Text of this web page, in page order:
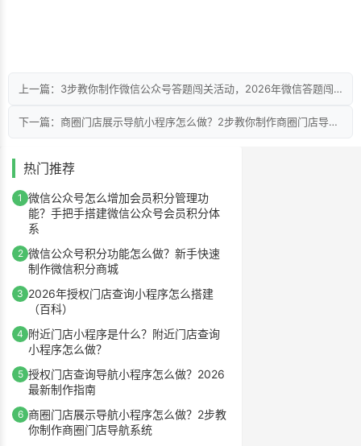
上一篇：3步教你制作微信公众号答题闯关活动，2026年微信答题闯关制作新手指南
下一篇：商圈门店展示导航小程序怎么做？2步教你制作商圈门店导航系统
热门推荐
1 微信公众号怎么增加会员积分管理功
能？手把手搭建微信公众号会员积分体
系
2 微信公众号积分功能怎么做？新手快速
制作微信积分商城
3 2026年授权门店查询小程序怎么搭建
（百科）
4 附近门店小程序是什么？附近门店查询
小程序怎么做？
5 授权门店查询导航小程序怎么做？2026
最新制作指南
6 商圈门店展示导航小程序怎么做？2步教
你制作商圈门店导航系统